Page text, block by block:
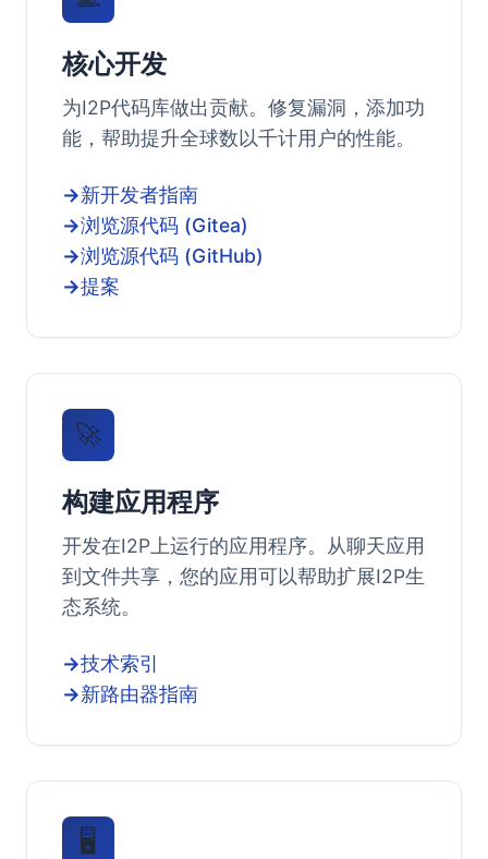
核心开发
为I2P代码库做出贡献。修复漏洞，添加功
能，帮助提升全球数以千计用户的性能。
新开发者指南
浏览源代码 (Gitea)
浏览源代码 (GitHub)
提案
🚀
构建应用程序
开发在I2P上运行的应用程序。从聊天应用
到文件共享，您的应用可以帮助扩展I2P生
态系统。
技术索引
新路由器指南
🖥️